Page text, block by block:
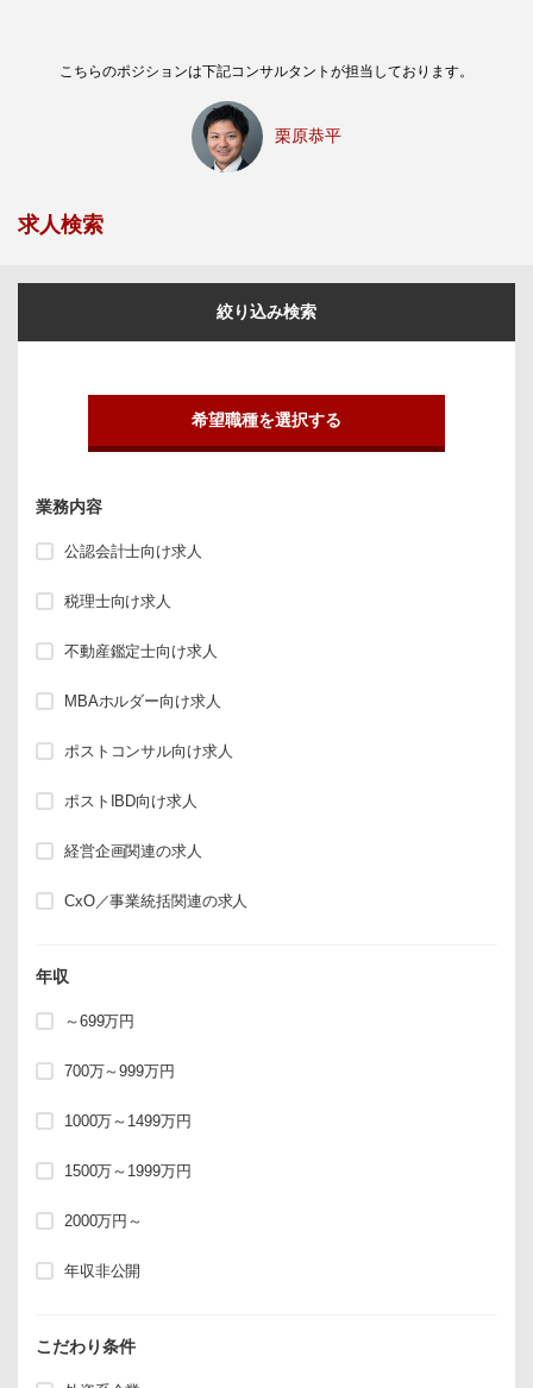
こちらのポジションは下記コンサルタントが担当しております。
栗原恭平
求人検索
絞り込み検索
希望職種を選択する
業務内容
公認会計士向け求人
税理士向け求人
不動産鑑定士向け求人
MBAホルダー向け求人
ポストコンサル向け求人
ポストIBD向け求人
経営企画関連の求人
CxO／事業統括関連の求人
年収
～699万円
700万～999万円
1000万～1499万円
1500万～1999万円
2000万円～
年収非公開
こだわり条件